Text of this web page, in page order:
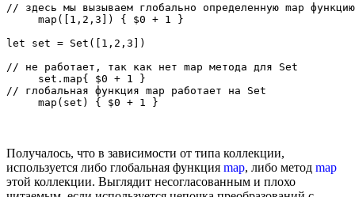
// здесь мы вызываем глобально определенную map функцию
     map([1,2,3]) { $0 + 1 }
let set = Set([1,2,3])
// не работает, так как нет map метода для Set
     set.map{ $0 + 1 }
// глобальная функция map работает на Set
Получалось, что в зависимости от типа коллекции,
используется либо глобальная функция map, либо метод map
этой коллекции. Выглядит несогласованным и плохо